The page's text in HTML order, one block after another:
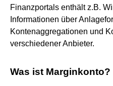
Finanzportals enthält z.B.
Informationen über
Kontenaggregationen und
verschiedener Anbieter.
Was ist Marginkonto?